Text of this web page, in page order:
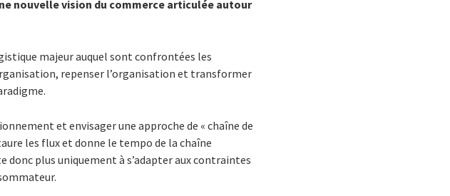
nouvelle vision du commerce articulée autour
majeur auquel sont confrontées les
repenser l’organisation et transformer
et envisager une approche de « chaîne de
les flux et donne le tempo de la chaîne
donc plus uniquement à s’adapter aux contraintes